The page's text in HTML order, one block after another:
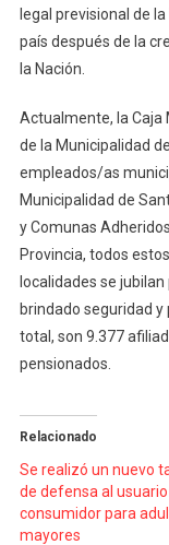
legal previsional de
país después de la
la Nación.
Actualmente, la Caja
de la Municipalidad
empleados/as
Municipalidad de
y Comunas
Provincia, todos
localidades se
brindado seguridad y
total, son 9.377
pensionados.
Relacionado
Se realizó un nuevo
de defensa al
consumidor para
mayores